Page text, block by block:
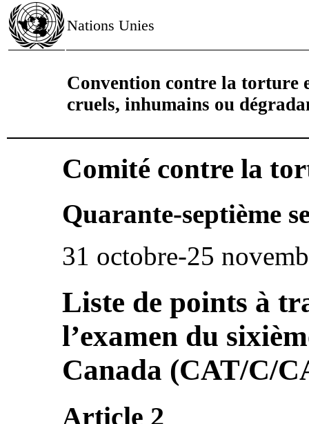
Nations Unies
Convention contre la torture
cruels, inhumains ou
Comité contre la
Quarante-septième
31 octobre-25
Liste de points à
l’examen du
Canada (CAT/C/
Article 2